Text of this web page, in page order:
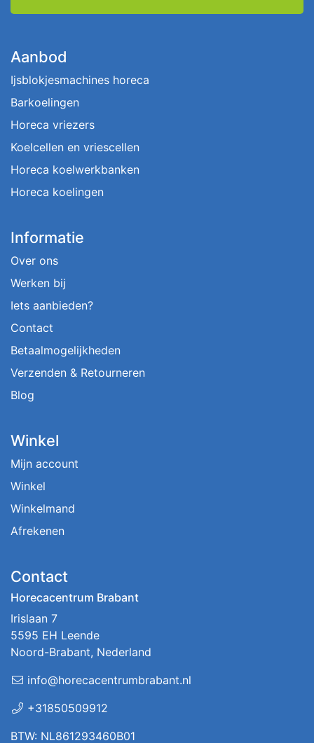
Aanbod
Ijsblokjesmachines horeca
Barkoelingen
Horeca vriezers
Koelcellen en vriescellen
Horeca koelwerkbanken
Horeca koelingen
Informatie
Over ons
Werken bij
Iets aanbieden?
Contact
Betaalmogelijkheden
Verzenden & Retourneren
Blog
Winkel
Mijn account
Winkel
Winkelmand
Afrekenen
Contact
Horecacentrum Brabant
Irislaan 7
5595 EH Leende
Noord-Brabant, Nederland
info@horecacentrumbrabant.nl
+31850509912
BTW: NL861293460B01